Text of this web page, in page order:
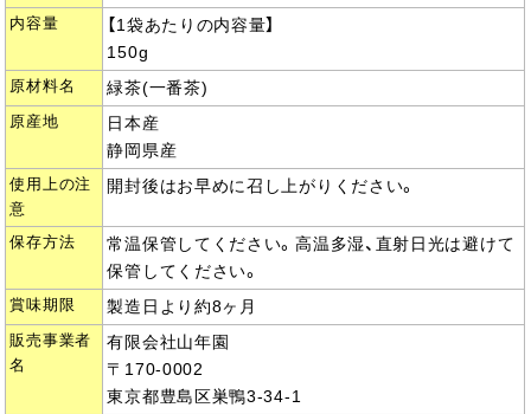
内容量
【1袋あたりの内容量】
150g
原材料名 緑茶(一番茶)
原産地
日本産
静岡県産
使用上の注
意
開封後はお早めに召し上がりください。
保存方法
常温保管してください。高温多湿、直射日光は避けて
保管してください。
賞味期限 製造日より約8ヶ月
販売事業者
名
有限会社山年園
〒170-0002
東京都豊島区巣鴨3-34-1